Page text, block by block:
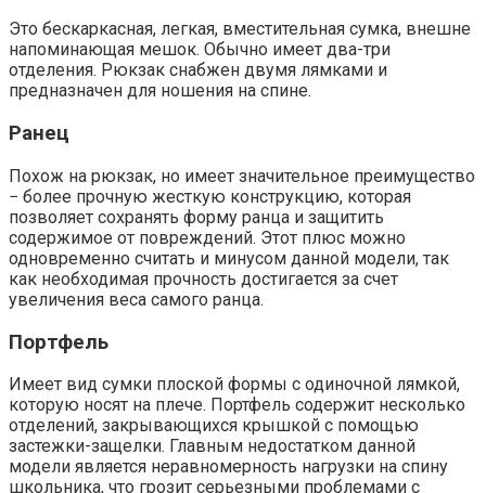
Это бескаркасная, легкая, вместительная сумка, внешне
напоминающая мешок. Обычно имеет два-три
отделения. Рюкзак снабжен двумя лямками и
предназначен для ношения на спине.
Ранец
Похож на рюкзак, но имеет значительное преимущество
− более прочную жесткую конструкцию, которая
позволяет сохранять форму ранца и защитить
содержимое от повреждений. Этот плюс можно
одновременно считать и минусом данной модели, так
как необходимая прочность достигается за счет
увеличения веса самого ранца.
Портфель
Имеет вид сумки плоской формы с одиночной лямкой,
которую носят на плече. Портфель содержит несколько
отделений, закрывающихся крышкой с помощью
застежки-защелки. Главным недостатком данной
модели является неравномерность нагрузки на спину
школьника, что грозит серьезными проблемами с